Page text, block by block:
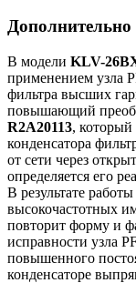
Дополнительно
В модели KLV-
применением узла
фильтра высших
повышающий
R2A20113, который
конденсатора
от сети через
определяется его
В результате
высокочастотных
повторит форму и
исправности узла
повышенного
конденсаторе